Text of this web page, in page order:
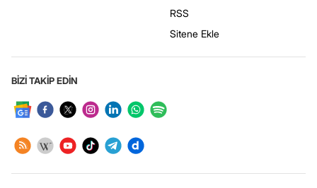
RSS
Sitene Ekle
BİZİ TAKİP EDİN